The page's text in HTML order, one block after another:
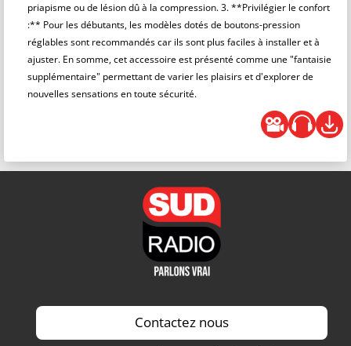
priapisme ou de lésion dû à la compression. 3. **Privilégier le confort
:** Pour les débutants, les modèles dotés de boutons-pression
réglables sont recommandés car ils sont plus faciles à installer et à
ajuster. En somme, cet accessoire est présenté comme une "fantaisie
supplémentaire" permettant de varier les plaisirs et d'explorer de
nouvelles sensations en toute sécurité.
Contactez nous